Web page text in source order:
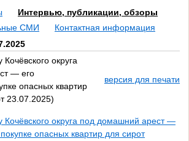
Интервью, публикации, обзоры
СМИ
Контактная информация
округа
— его
опасных квартир
23.07.2025)
версия для печати
Кочёвского округа под домашний арест —
опасных квартир для сирот